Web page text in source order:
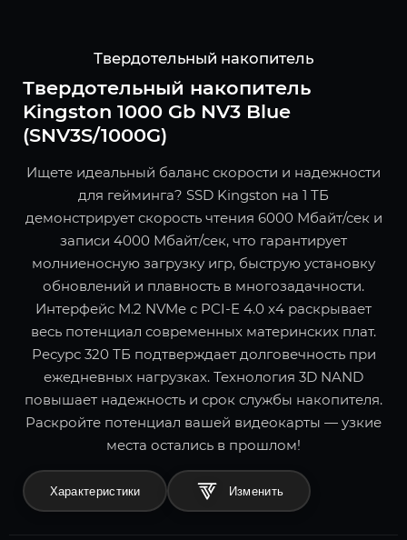
Твердотельный накопитель
Твердотельный накопитель
Kingston 1000 Gb NV3 Blue
(SNV3S/1000G)
Ищете идеальный баланс скорости и надежности
для гейминга? SSD Kingston на 1 ТБ
демонстрирует скорость чтения 6000 Мбайт/сек и
записи 4000 Мбайт/сек, что гарантирует
молниеносную загрузку игр, быструю установку
обновлений и плавность в многозадачности.
Интерфейс M.2 NVMe с PCI-E 4.0 x4 раскрывает
весь потенциал современных материнских плат.
Ресурс 320 ТБ подтверждает долговечность при
ежедневных нагрузках. Технология 3D NAND
повышает надежность и срок службы накопителя.
Раскройте потенциал вашей видеокарты — узкие
места остались в прошлом!
Характеристики